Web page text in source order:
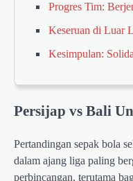
Progres Tim:
Keseruan di Luar
Kesimpulan:
Persijap vs Bali
Pertandingan sepak bola
dalam ajang liga paling
perbincangan, terutama